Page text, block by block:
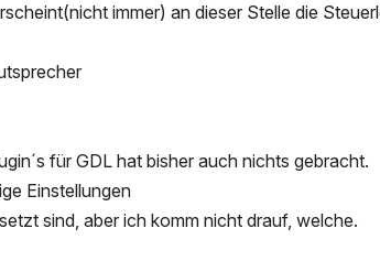
immer) an dieser Stelle die
für GDL hat bisher auch nichts gebracht.
Einstellungen
sind, aber ich komm nicht drauf, welche.